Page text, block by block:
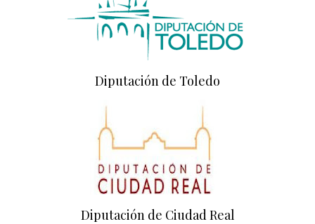
Diputación de Toledo
Diputación de Ciudad Real